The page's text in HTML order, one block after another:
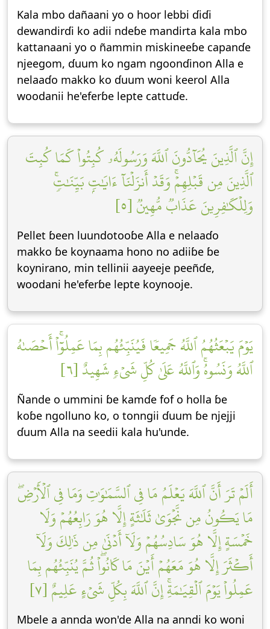
Kala mbo dañaani yo o hoor lebbi ɗiɗi
dewandirɗi ko adii ndeɓe mandirta kala mbo
kattanaani yo o ñammin miskineeɓe capanɗe
njeegom, ɗuum ko ngam ngoonɗinon Alla e
nelaaɗo makko ko ɗuum woni keerol Alla
woodanii he'eferɓe lepte cattuɗe.
إِنَّ ٱلَّذِينَ يُحَآدُّونَ ٱللَّهَ وَرَسُولَهُۥ كُبِتُواْ كَمَا كُبِتَ
ٱلَّذِينَ مِن قَبۡلِهِمۡۚ وَقَدۡ أَنزَلۡنَآ ءَايَٰتِۭ بَيِّنَٰتٖۚ
وَلِلۡكَٰفِرِينَ عَذَابٞ مُّهِينٞ [٥]
Pellet ɓeen luundotooɓe Alla e nelaaɗo
makko ɓe koynaama hono no adiiɓe ɓe
koynirano, min tellinii aayeeje peeñɗe,
woodani he'eferɓe lepte koynooje.
يَوۡمَ يَبۡعَثُهُمُ ٱللَّهُ جَمِيعٗا فَيُنَبِّئُهُم بِمَا عَمِلُوٓاْۚ أَحۡصَىٰهُ
ٱللَّهُ وَنَسُوهُۚ وَٱللَّهُ عَلَىٰ كُلِّ شَيۡءٖ شَهِيدٌ [٦]
Ñande o ummini ɓe kamɗe fof o holla ɓe
koɓe ngolluno ko, o tonngii ɗuum ɓe njejji
ɗuum Alla na seedii kala hu'unde.
أَلَمۡ تَرَ أَنَّ ٱللَّهَ يَعۡلَمُ مَا فِي ٱلسَّمَٰوَٰتِ وَمَا فِي ٱلۡأَرۡضِۖ
مَا يَكُونُ مِن نَّجۡوَىٰ ثَلَٰثَةٍ إِلَّا هُوَ رَابِعُهُمۡ وَلَا
خَمۡسَةٍ إِلَّا هُوَ سَادِسُهُمۡ وَلَآ أَدۡنَىٰ مِن ذَٰلِكَ وَلَآ
أَكۡثَرَ إِلَّا هُوَ مَعَهُمۡ أَيۡنَ مَا كَانُواْۖ ثُمَّ يُنَبِّئُهُم بِمَا
عَمِلُواْ يَوۡمَ ٱلۡقِيَٰمَةِۚ إِنَّ ٱللَّهَ بِكُلِّ شَيۡءٍ عَلِيمٌ [٧]
Mbele a annda won'de Alla na anndi ko woni